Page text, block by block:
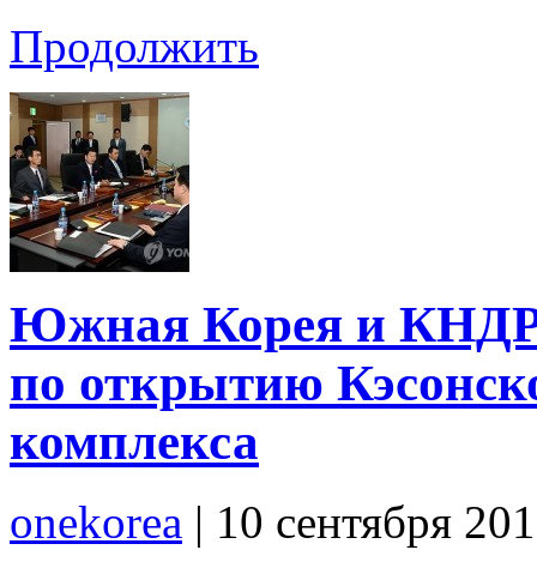
Продолжить
Южная Корея и КНДР
по открытию
комплекса
onekorea | 10 сентября